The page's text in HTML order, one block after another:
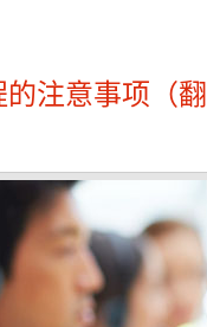
注意事项（翻